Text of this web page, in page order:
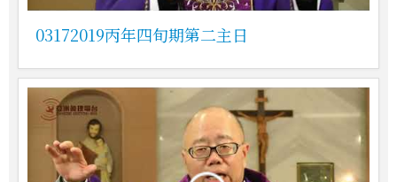
03172019丙年四旬期第二主日